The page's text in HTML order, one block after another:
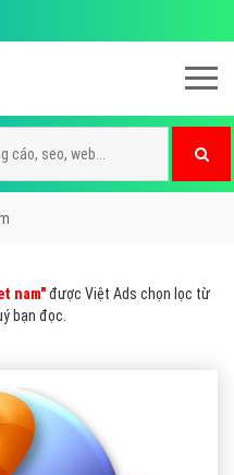
nam"được Việt Ads chọn lọc từ
bạn đọc.